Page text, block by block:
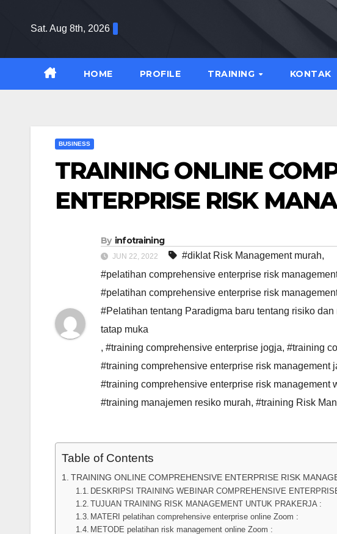
Sat. Aug 8th, 2026
HOME PROFILE TRAINING KONTAK
BUSINESS
TRAINING ONLINE
ENTERPRISE RISK
By infotraining
JUN 22, 2022 #diklat Risk Management murah,
#pelatihan comprehensive enterprise risk
#pelatihan comprehensive enterprise risk
#Pelatihan tentang Paradigma baru tentang risiko
tatap muka
, #training comprehensive enterprise jogja, #training
#training comprehensive enterprise risk management
#training comprehensive enterprise risk management
#training manajemen resiko murah, #training Risk
Table of Contents
TRAINING ONLINE COMPREHENSIVE ENTERPRISE RISK
DESKRIPSI TRAINING WEBINAR COMPREHENSIVE
TUJUAN TRAINING RISK MANAGEMENT UNTUK PRAKERJA :
MATERI pelatihan comprehensive enterprise online Zoom :
METODE pelatihan risk management online Zoom :